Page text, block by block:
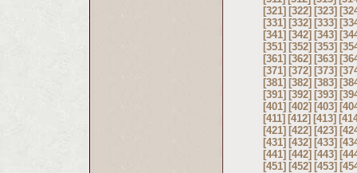
[321] [322] [323]
[331] [332] [333]
[341] [342] [343]
[351] [352] [353]
[361] [362] [363]
[371] [372] [373]
[381] [382] [383]
[391] [392] [393]
[401] [402] [403]
[411] [412] [413]
[421] [422] [423]
[431] [432] [433]
[441] [442] [443]
[451] [452] [453]